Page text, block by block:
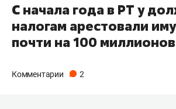
С начала года в РТ у
налогам арестовали
почти на 100
Комментарии 2